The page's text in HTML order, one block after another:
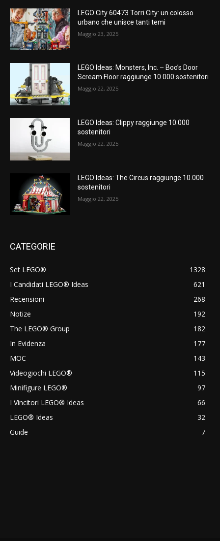
LEGO City 60473 Torri City: un colosso
urbano che unisce tanti temi
Maggio 23, 2025
LEGO Ideas: Monsters, Inc. – Boo’s Door
Scream Floor raggiunge 10.000 sostenitori
Maggio 22, 2025
LEGO Ideas: Clippy raggiunge 10.000
sostenitori
Maggio 22, 2025
LEGO Ideas: The Circus raggiunge 10.000
sostenitori
Maggio 22, 2025
CATEGORIE
Set LEGO®
1328
I Candidati LEGO® Ideas
621
Recensioni
268
Notize
192
The LEGO® Group
182
In Evidenza
177
MOC
143
Videogiochi LEGO®
115
Minifigure LEGO®
97
I Vincitori LEGO® Ideas
66
LEGO® Ideas
32
Guide
7